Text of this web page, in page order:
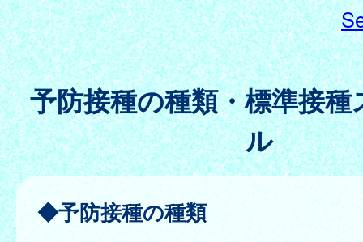
予防接種の種類・標準接
ル
◆予防接種の種類